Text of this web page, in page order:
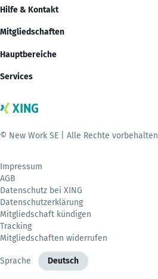
Hilfe & Kontakt
Mitgliedschaften
Hauptbereiche
Services
© New Work SE | Alle Rechte vorbehalten
Impressum
AGB
Datenschutz bei XING
Datenschutzerklärung
Mitgliedschaft kündigen
Tracking
Mitgliedschaften widerrufen
Sprache Deutsch